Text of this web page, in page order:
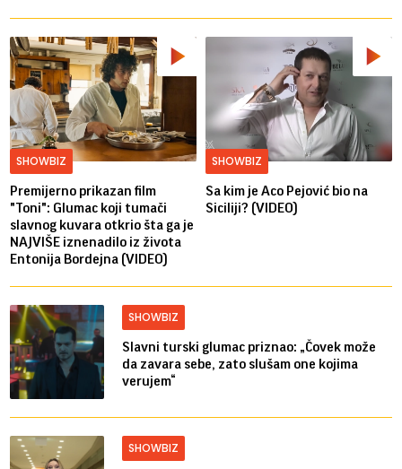
SHOWBIZ
Premijerno prikazan film
"Toni": Glumac koji tumači
slavnog kuvara otkrio šta ga je
NAJVIŠE iznenadilo iz života
Entonija Bordejna (VIDEO)
SHOWBIZ
Sa kim je Aco Pejović bio na
Siciliji? (VIDEO)
SHOWBIZ
Slavni turski glumac priznao: „Čovek može
da zavara sebe, zato slušam one kojima
verujem“
SHOWBIZ